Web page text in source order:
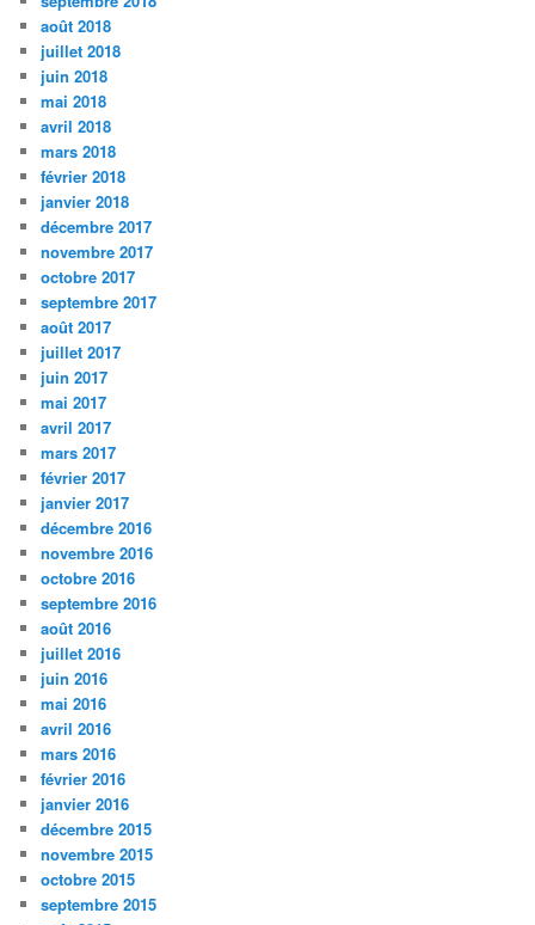
août 2018
juillet 2018
juin 2018
mai 2018
avril 2018
mars 2018
février 2018
janvier 2018
décembre 2017
novembre 2017
octobre 2017
septembre 2017
août 2017
juillet 2017
juin 2017
mai 2017
avril 2017
mars 2017
février 2017
janvier 2017
décembre 2016
novembre 2016
octobre 2016
septembre 2016
août 2016
juillet 2016
juin 2016
mai 2016
avril 2016
mars 2016
février 2016
janvier 2016
décembre 2015
novembre 2015
octobre 2015
septembre 2015